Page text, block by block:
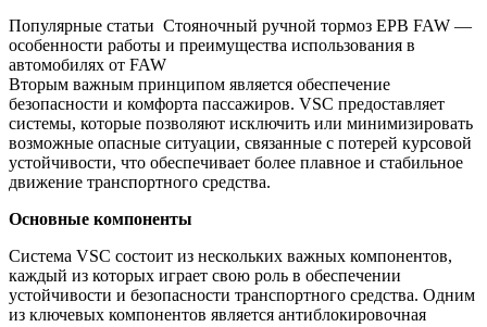
Популярные статьи Стояночный ручной тормоз EPB FAW —
особенности работы и преимущества использования в
автомобилях от FAW
Вторым важным принципом является обеспечение
безопасности и комфорта пассажиров. VSC предоставляет
системы, которые позволяют исключить или минимизировать
возможные опасные ситуации, связанные с потерей курсовой
устойчивости, что обеспечивает более плавное и стабильное
движение транспортного средства.
Основные компоненты
Система VSC состоит из нескольких важных компонентов,
каждый из которых играет свою роль в обеспечении
устойчивости и безопасности транспортного средства. Одним
из ключевых компонентов является антиблокировочная